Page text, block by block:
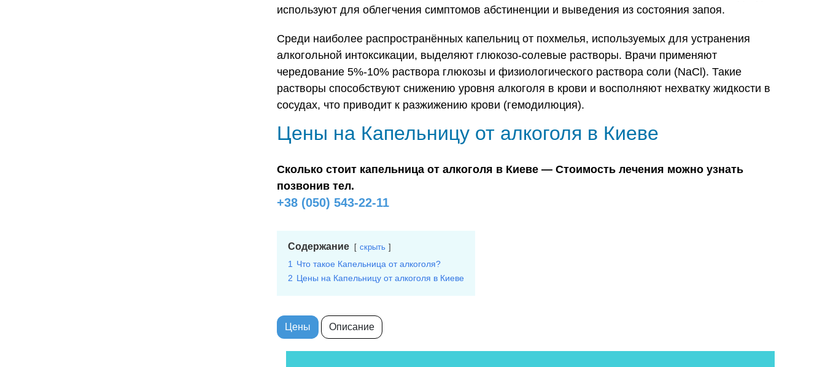
используют для облегчения симптомов абстиненции и выведения из состояния запоя.
Среди наиболее распространённых капельниц от похмелья, используемых для устранения
алкогольной интоксикации, выделяют глюкозо-солевые растворы. Врачи применяют
чередование 5%-10% раствора глюкозы и физиологического раствора соли (NaCl). Такие
растворы способствуют снижению уровня алкоголя в крови и восполняют нехватку жидкости в
сосудах, что приводит к разжижению крови (гемодилюция).
Цены на Капельницу от алкоголя в Киеве
Сколько стоит капельница от алкоголя в Киеве — Стоимость лечения можно узнать
позвонив тел.
+38 (050) 543-22-11
Содержание скрыть
1
Что такое Капельница от алкоголя?
2 Цены на Капельницу от алкоголя в Киеве
Цены Описание